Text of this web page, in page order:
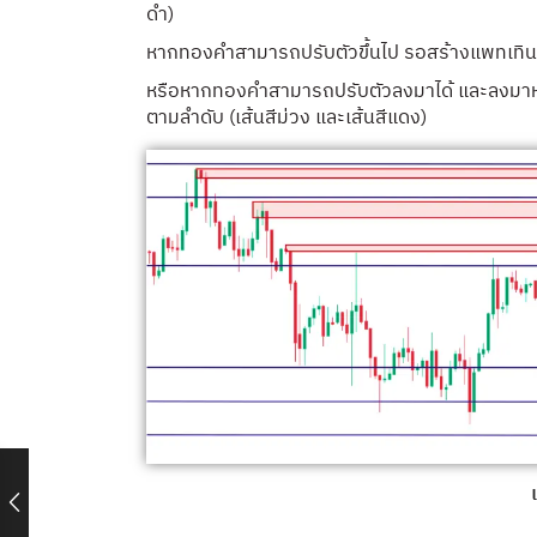
ดำ)
หากทองคำสามารถปรับตัวขึ้นไป รอสร้างแพทเทิ
หรือหากทองคำสามารถปรับตัวลงมาได้ และลง
ตามลำดับ (เส้นสีม่วง และเส้นสีแดง)